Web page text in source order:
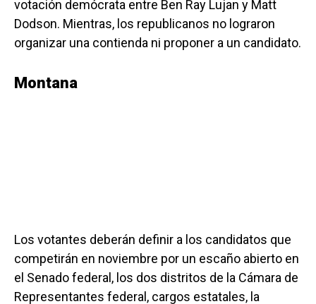
votación demócrata entre Ben Ray Lujan y Matt
Dodson. Mientras, los republicanos no lograron
organizar una contienda ni proponer a un candidato.
Montana
Los votantes deberán definir a los candidatos que
competirán en noviembre por un escaño abierto en
el Senado federal, los dos distritos de la Cámara de
Representantes federal, cargos estatales, la